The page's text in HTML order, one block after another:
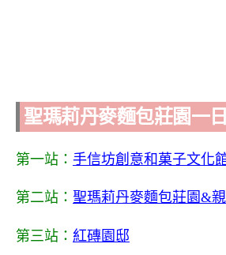
聖瑪莉丹麥麵包莊園一
第一站： 手信坊創意和菓子文化
第二站： 聖瑪莉丹麥麵包莊園&
第三站： 紅磚園邸